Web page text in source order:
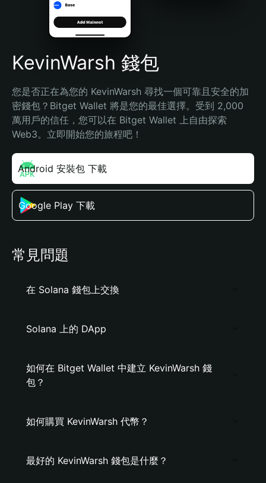
Português (Brasil)
Español (Argentina)
KevinWarsh 錢包
您是否正在為您的 KevinWarsh 尋找一個可靠且安全的加
密錢包？Bitget Wallet 將是您的最佳選擇。受到 2,000
萬用戶的信任，您可以在 Bitget Wallet 上自由探索
Web3。立即開始您的旅程吧！
Android 安裝包 下載
Google Play 下載
常見問題
在 Solana 錢包上交換
Solana 上的 DApp
如何在 Bitget Wallet 中建立 KevinWarsh 錢
包？
如何購買 KevinWarsh 代幣？
最好的 KevinWarsh 錢包是什麼？